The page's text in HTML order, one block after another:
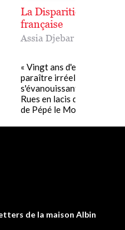
La Disparition de la
française
Assia Djebar
« Vingt ans d'exil vont-ils
paraître irréels, coulée
s'évanouissant derrière lui
Rues en lacis de la Casbah
de Pépé le Moko,......
de la maison Albin